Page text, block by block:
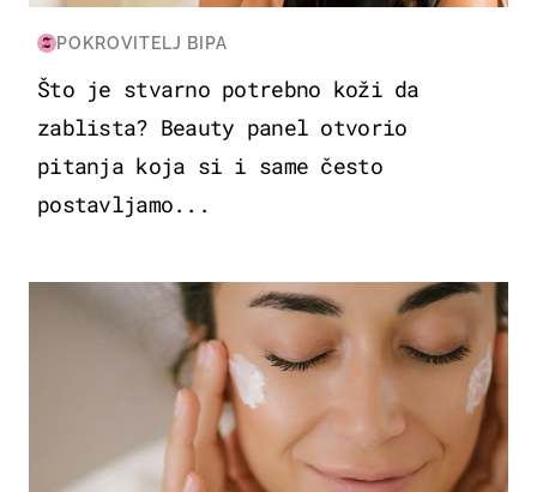
POKROVITELJ BIPA
Što je stvarno potrebno koži da
zablista? Beauty panel otvorio
pitanja koja si i same često
postavljamo...
MODA & LJEPOTA